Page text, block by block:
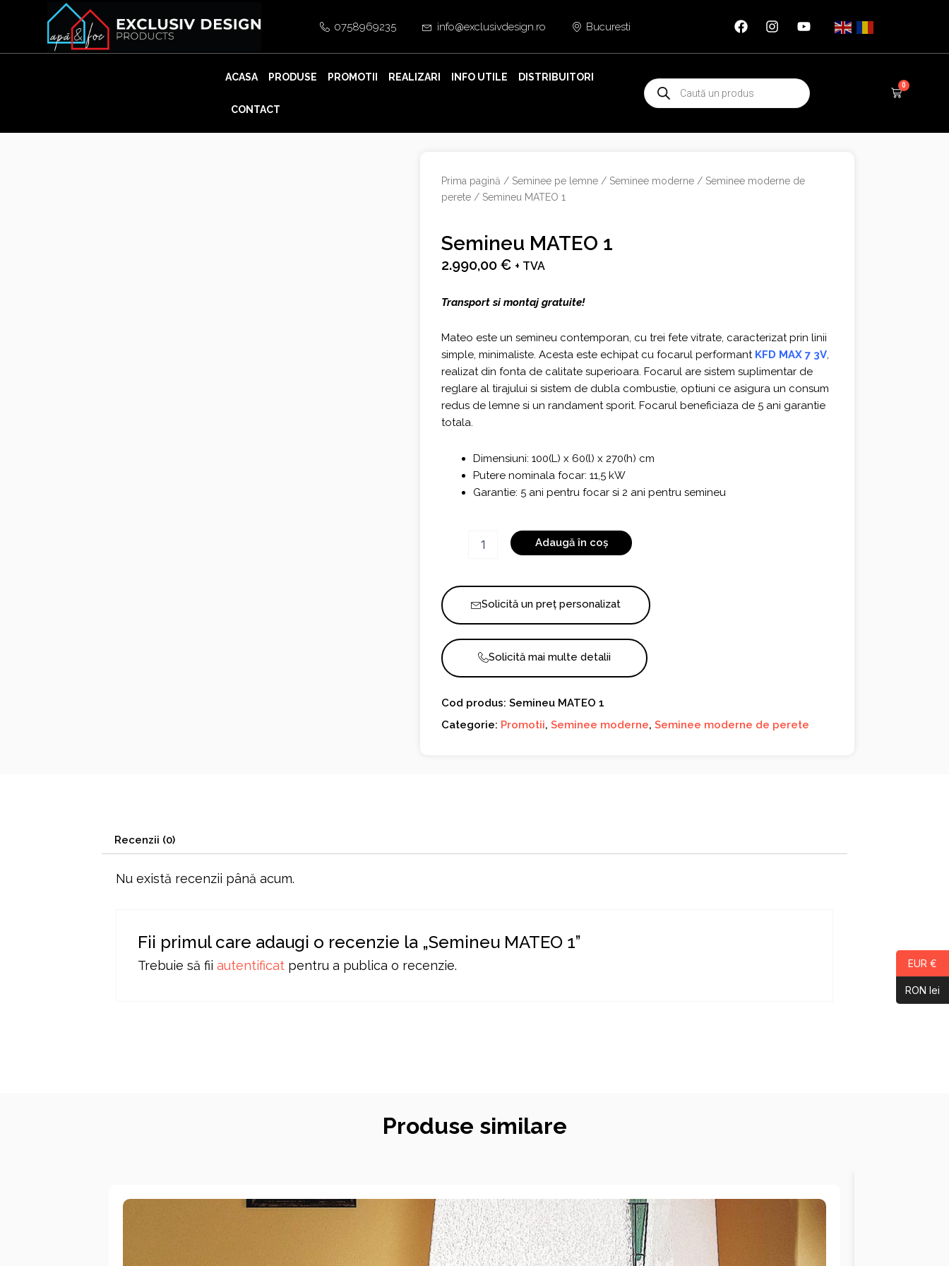
content
0758969235 info@exclusivdesign.ro Bucuresti
ACASA PRODUSE PROMOTII REALIZARI INFO UTILE DISTRIBUITORI
CONTACT
Products
search
0
Cart
Prima pagină / Seminee pe lemne / Seminee moderne / Seminee moderne de
perete / Semineu MATEO 1
Semineu MATEO 1
2.990,00€ + TVA
Transport si montaj gratuite!
Mateo este un semineu contemporan, cu trei fete vitrate, caracterizat prin linii
simple, minimaliste. Acesta este echipat cu focarul performant KFD MAX 7 3V,
realizat din fonta de calitate superioara. Focarul are sistem suplimentar de
reglare al tirajului si sistem de dubla combustie, optiuni ce asigura un consum
redus de lemne si un randament sporit. Focarul beneficiaza de 5 ani garantie
totala.
Dimensiuni: 100(L) x 60(l) x 270(h) cm
Putere nominala focar: 11,5 kW
Garantie: 5 ani pentru focar si 2 ani pentru semineu
Adaugă în coș
Solicită un preț personalizat
Solicită mai multe detalii
Cod produs: Semineu MATEO 1
Categorie: Promotii,Seminee moderne,Seminee moderne de perete
Recenzii (0)
Nu există recenzii până acum.
Fii primul care adaugi o recenzie la „Semineu MATEO 1”
Trebuie să fiiautentificat pentru a publica o recenzie.
Produse similare
EUR €
RON lei